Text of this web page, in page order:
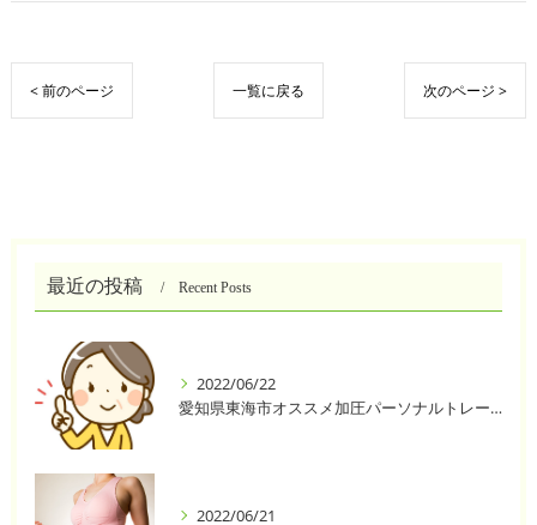
< 前のページ 一覧に戻る 次のページ >
最近の投稿 Recent Posts
2022/06/22
愛知県東海市オススメ加圧パーソナルトレーニングジム One❣️
2022/06/21